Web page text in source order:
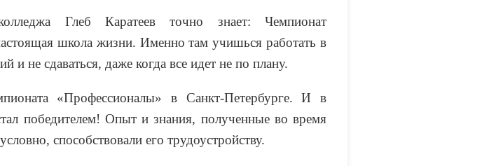
Глеб Каратеев точно знает: Чемпионат
школа жизни. Именно там учишься работать в
и не сдаваться, даже когда все идет не по плану.
«Профессионалы» в Санкт-Петербурге. И в
победителем! Опыт и знания, полученные во время
способствовали его трудоустройству.